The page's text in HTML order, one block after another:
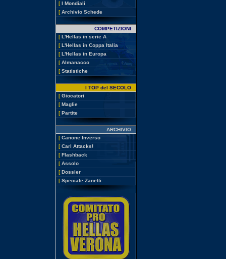
[ I Mondiali
[ Archivio Schede
COMPETIZIONI
[ L'Hellas in serie A
[ L'Hellas in Coppa Italia
[ L'Hellas in Europa
[ Almanacco
[ Statistiche
I TOP del SECOLO
[ Giocatori
[ Maglie
[ Partite
ARCHIVIO
[ Canone Inverso
[ Carl Attacks!
[ Flashback
[ Assolo
[ Dossier
[ Speciale Zanetti